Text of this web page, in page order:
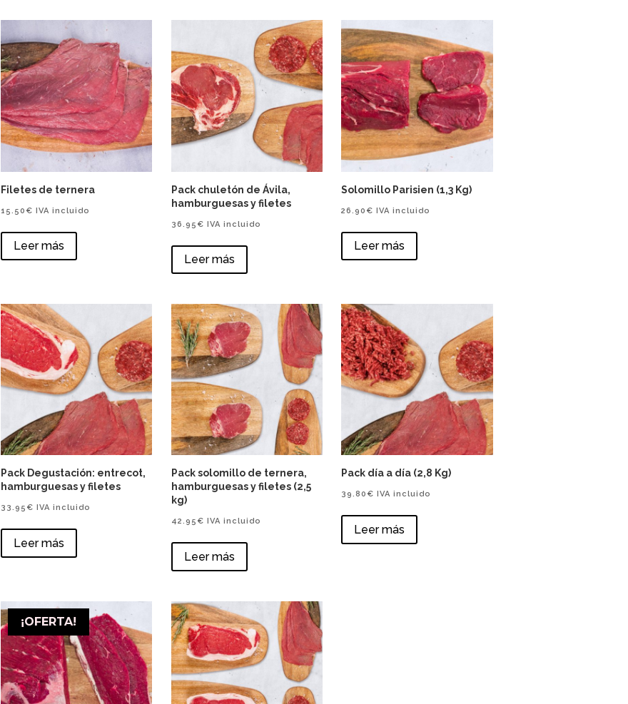
Filetes de ternera
15.50 € IVA incluido
Leer más
Pack chuletón de Ávila,
hamburguesas y filetes
36.95 € IVA incluido
Leer más
Solomillo Parisien (1,3 Kg)
26.90 € IVA incluido
Leer más
Pack Degustación: entrecot,
hamburguesas y filetes
33.95 € IVA incluido
Leer más
Pack solomillo de ternera,
hamburguesas y filetes (2,5
kg)
42.95 € IVA incluido
Leer más
Pack día a día (2,8 Kg)
39.80 € IVA incluido
Leer más
¡OFERTA!